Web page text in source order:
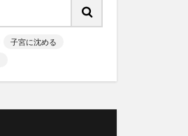
子宮に沈める